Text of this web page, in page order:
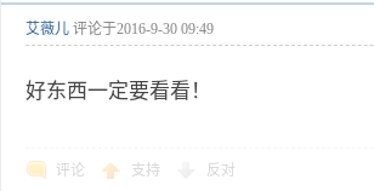
艾薇儿 评论于2016-9-30 09:49
好东西一定要看看！
评论 支持 反对